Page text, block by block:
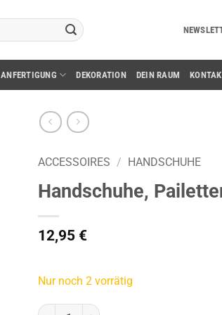
ANFERTIGUNG DEKORATION DEIN RAUM
ACCESSOIRES / HANDSCHUHE
Handschuhe,
12,95 €
Nur noch 2 vorrätig
Handschuhe, Pailetten, silber Menge